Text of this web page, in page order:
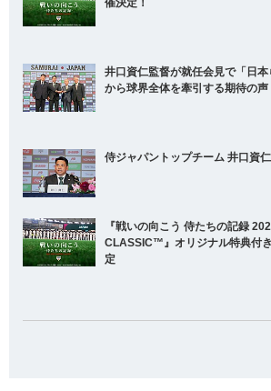
井口資仁監督が就任会見で「日
から球界全体を牽引する期待の声
侍ジャパントップチーム 井口資
『戦いの向こう 侍たちの記録
CLASSIC™』オリジナル特典付
定